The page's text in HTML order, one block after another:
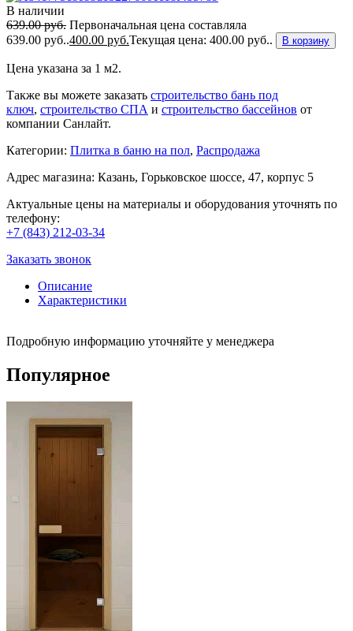
В наличии
639.00руб. Первоначальная цена составляла
639.00 руб..400.00 руб.Текущая цена: 400.00 руб.. В корзину
Цена указана за 1 м2.
Также вы можете заказать строительство бань под
ключ, строительство СПА и строительство бассейнов от
компании Санлайт.
Категории: Плитка в баню на пол, Распродажа
Адрес магазина: Казань, Горьковское шоссе, 47, корпус 5
Актуальные цены на материалы и оборудования уточнять по
телефону:
+7 (843) 212-03-34
Заказать звонок
Описание
Характеристики
Подробную информацию уточняйте у менеджера
Популярное